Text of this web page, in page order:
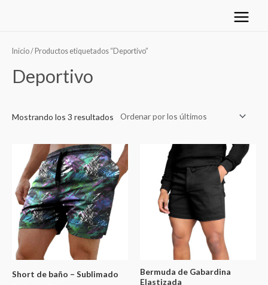
Main
Inicio/ Productos etiquetados “Deportivo”
Deportivo
Mostrando los 3 resultados
los
últimos
Short de baño – Sublimado
Bermuda de Gabardina
Elastizada